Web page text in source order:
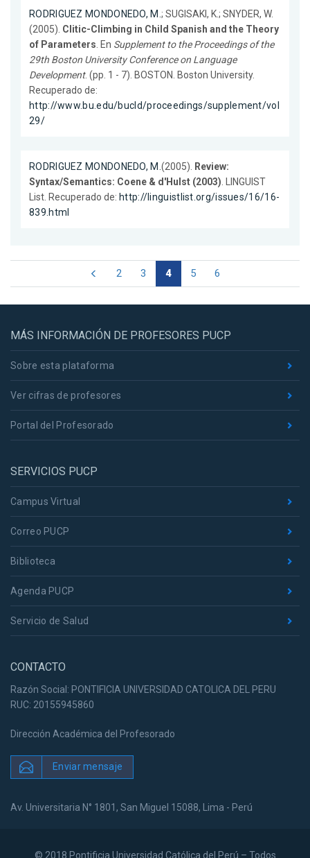
RODRIGUEZ MONDONEDO, M.; SUGISAKI, K.; SNYDER, W.
(2005). Clitic-Climbing in Child Spanish and the Theory
of Parameters. En Supplement to the Proceedings of the
29th Boston University Conference on Language
Development. (pp. 1 - 7). BOSTON. Boston University.
Recuperado de:
http://www.bu.edu/bucld/proceedings/supplement/vol
29/
RODRIGUEZ MONDONEDO, M.(2005). Review:
Syntax/Semantics: Coene & d'Hulst (2003). LINGUIST
List. Recuperado de: http://linguistlist.org/issues/16/16-
839.html
2 3 4 5 6
MÁS INFORMACIÓN DE PROFESORES PUCP
Sobre esta plataforma
Ver cifras de profesores
Portal del Profesorado
SERVICIOS PUCP
Campus Virtual
Correo PUCP
Biblioteca
Agenda PUCP
Servicio de Salud
CONTACTO
Razón Social: PONTIFICIA UNIVERSIDAD CATOLICA DEL PERU
RUC: 20155945860
Dirección Académica del Profesorado
Enviar mensaje
Av. Universitaria N° 1801, San Miguel 15088, Lima - Perú
© 2018 Pontificia Universidad Católica del Perú – Todos